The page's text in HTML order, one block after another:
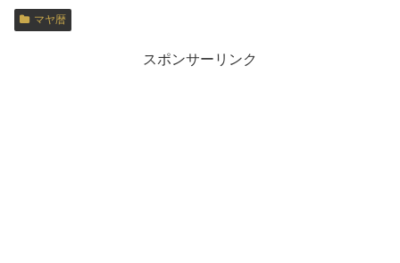
マヤ暦
スポンサーリンク